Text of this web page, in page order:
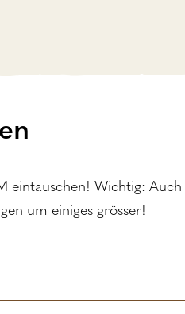
eintauschen! Wichtig:
um einiges grösser!